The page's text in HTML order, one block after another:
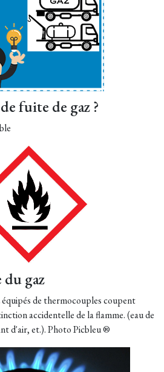
fuite de gaz ?
gaz
de thermocouples coupent
accidentelle de la flamme. (eau de
d'air, et.). Photo Picbleu ®